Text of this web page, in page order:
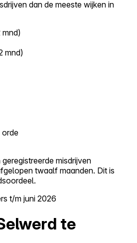
dan de meeste wijken in
mnd)
mnd)
orde
misdrijven
twaalf maanden. Dit is
t/m juni 2026
te